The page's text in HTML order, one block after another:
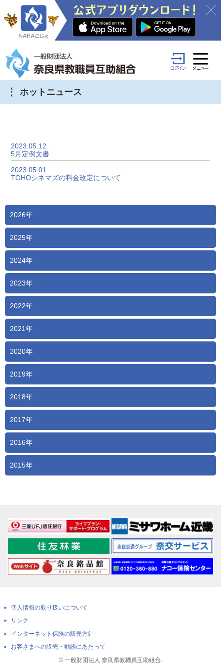
ホットニュース
2026年
2025年
2024年
2023年
2022年
2021年
2020年
2019年
2018年
2017年
2016年
2015年
2023.05.12
5月定例文書
2023.05.01
TOHOシネマズの料金改定について
個人情報の取り扱いについて
リンク
インターネット保険の販売方針
お客さまへの販売・勧誘にあたって
© 一般財団法人 奈良県教職員互助組合.